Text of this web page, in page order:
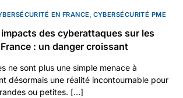
EN FRANCE , CYBERSÉCURITÉ PME
des cyberattaques sur les
: un danger croissant
ne sont plus une simple menace à
désormais une réalité incontournable pour
ou petites. […]